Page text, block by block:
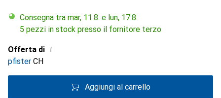
Consegna tra mar, 11.8. e lun, 17.8.
5 pezzi in stock presso il fornitore terzo
Offerta di i
pfister CH
Aggiungi al carrello